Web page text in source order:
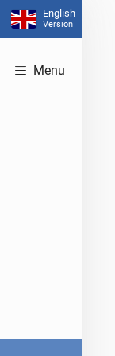
English
Version
Menu